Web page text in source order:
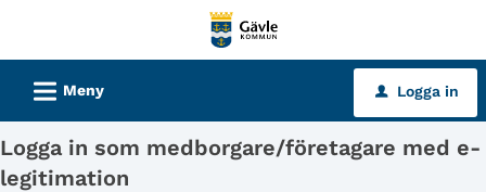
tjänster
Gävle
kommun
L Meny u Logga in
Logga in som medborgare/företagare med e-
legitimation